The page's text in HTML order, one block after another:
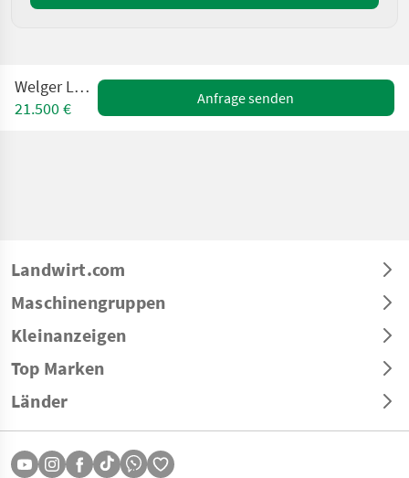
Welger Lely 420
21.500 €
Anfrage senden
Landwirt.com
Maschinengruppen
Kleinanzeigen
Top Marken
Länder